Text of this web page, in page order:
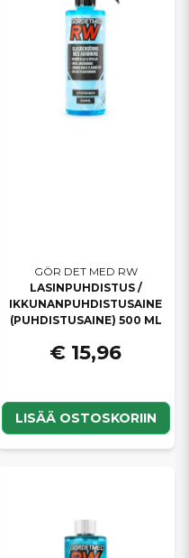
GÖR DET MED RW
LASINPUHDISTUS /
IKKUNANPUHDISTUSAINE
(PUHDISTUSAINE) 500 ML
€ 15,96
LISÄÄ OSTOSKORIIN